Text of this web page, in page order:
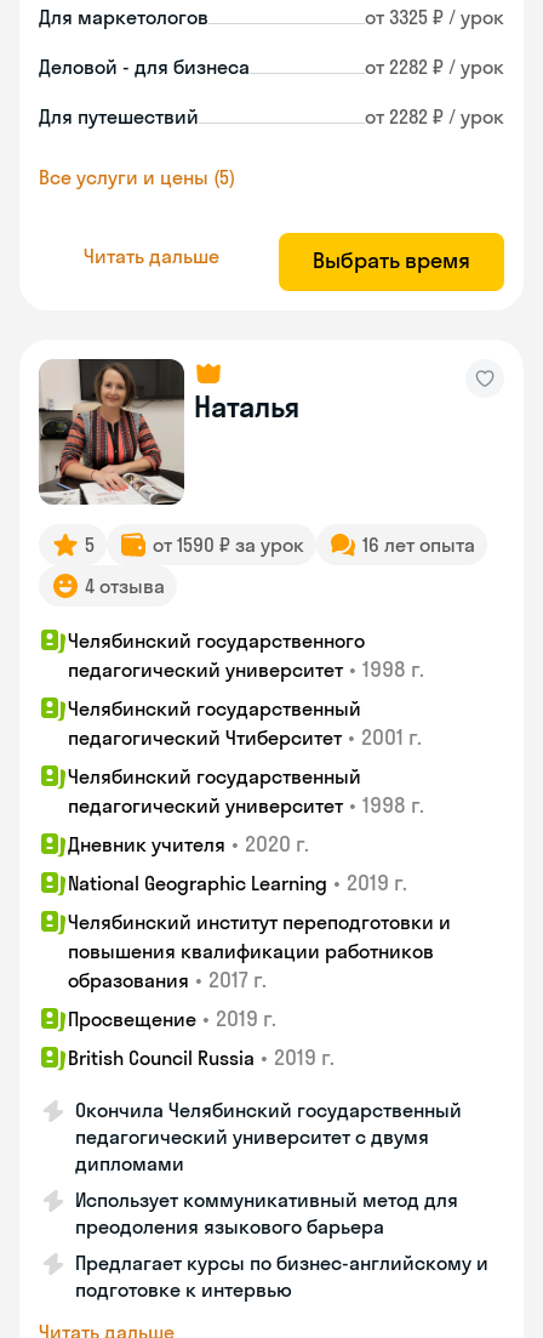
Для маркетологов от 3325 ₽ / урок
Деловой - для бизнеса от 2282 ₽ / урок
Для путешествий от 2282 ₽ / урок
Все услуги и цены (5)
Читать дальше Выбрать время
Наталья
5 от 1590 ₽ за урок
16 лет опыта
4 отзыва
Челябинский государственного
педагогический университет • 1998 г.
Челябинский государственный
педагогический Чтиберситет • 2001 г.
Челябинский государственный
педагогический университет • 1998 г.
Дневник учителя • 2020 г.
National Geographic Learning • 2019 г.
Челябинский институт переподготовки и
повышения квалификации работников
образования • 2017 г.
Просвещение • 2019 г.
British Council Russia • 2019 г.
Окончила Челябинский государственный
педагогический университет с двумя
дипломами
Использует коммуникативный метод для
преодоления языкового барьера
Предлагает курсы по бизнес-английскому и
подготовке к интервью
Читать дальше